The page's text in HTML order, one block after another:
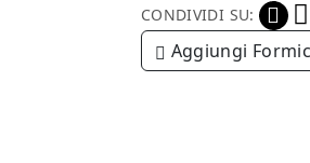
CONDIVIDI SU:
Aggiungi